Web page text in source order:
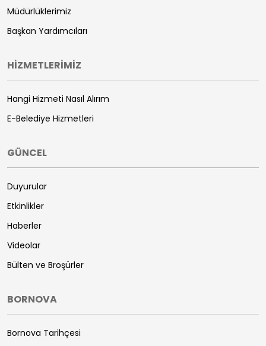
Müdürlüklerimiz
Başkan Yardımcıları
HİZMETLERİMİZ
Hangi Hizmeti Nasıl Alırım
E-Belediye Hizmetleri
GÜNCEL
Duyurular
Etkinlikler
Haberler
Videolar
Bülten ve Broşürler
BORNOVA
Bornova Tarihçesi